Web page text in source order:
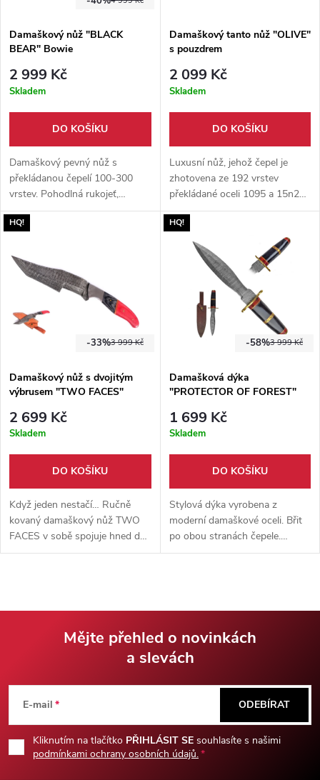
Damaškový nůž "BLACK
BEAR" Bowie
2 999 Kč
Skladem
DO KOŠÍKU
Damaškový pevný nůž s
překládanou čepelí 100-300
vrstev. Pohodlná rukojeť,
mosazná záštita, již z výroby
ostřeno. Součástí nože je pevné
Damaškový tanto nůž "OLIVE"
s pouzdrem
2 099 Kč
Skladem
DO KOŠÍKU
Luxusní nůž, jehož čepel je
zhotovena ze 192 vrstev
překládané oceli 1095 a 15n20.
Střenky tohoto nože z
olivového dřeva. Pouzdro z
pravé hovězí kůže.
HQ!
3 999 Kč
-33%
Damaškový nůž s dvojitým
výbrusem "TWO FACES"
2 699 Kč
Skladem
DO KOŠÍKU
Když jeden nestačí… Ručně
kovaný damaškový nůž TWO
FACES v sobě spojuje hned dva
výbrusy – masivní čepel
HQ!
3 999 Kč
-58%
Damašková dýka
"PROTECTOR OF FOREST"
1 699 Kč
Skladem
DO KOŠÍKU
Stylová dýka vyrobena z
moderní damaškové oceli. Břit
po obou stranách čepele.
Dřevěná rukojeť z lakovaného
p
Mějte přehled o novinkách
a slevách
E-mail
Kliknutím na tlačítko PŘIHLÁSIT SE souhlasíte s našimi
podmínkami ochrany osobních údajů.
ODEBÍRAT